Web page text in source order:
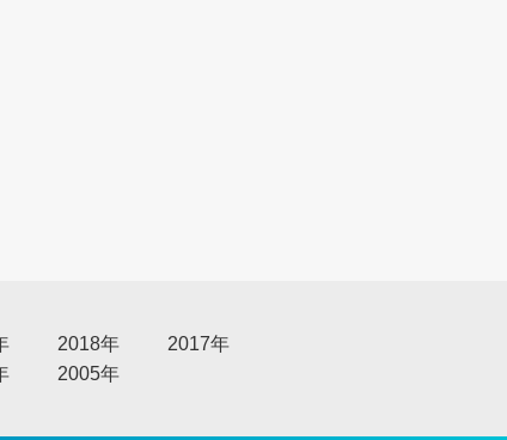
2018年
2017年
2005年